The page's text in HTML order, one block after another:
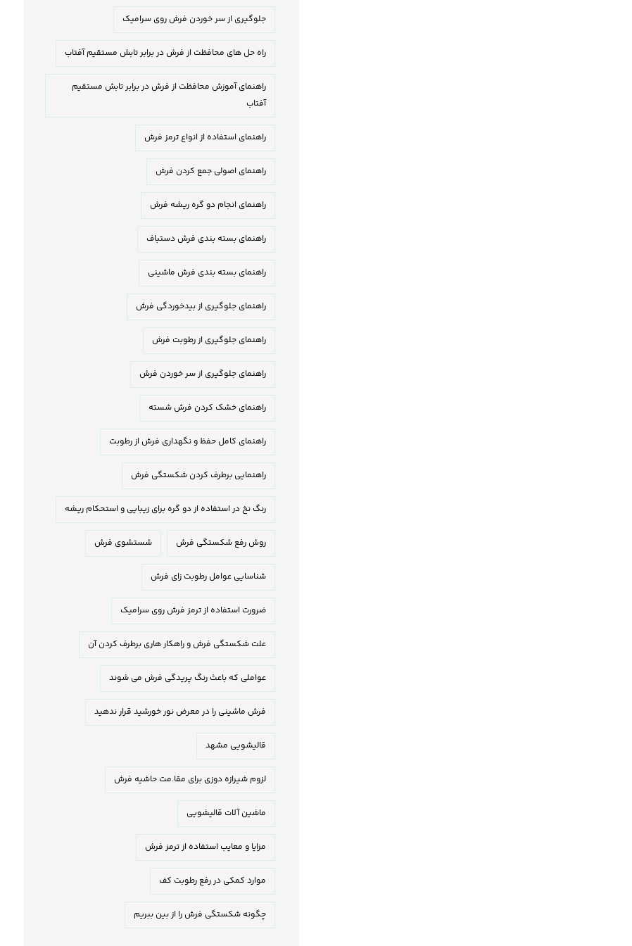
جلوگیری از سر خوردن فرش روی سرامیک
راه حل های محافظت از فرش در برابر تابش مستقیم آفتاب
راهنمای آموزش محافظت از فرش در برابر تابش مستقیم
آفتاب
راهنمای استفاده از انواع ترمز فرش
راهنمای اصولی جمع کردن فرش
راهنمای انجام دو گره ریشه فرش
راهنمای بسته بندی فرش دستباف
راهنمای بسته بندی فرش ماشینی
راهنمای جلوگیری از بیدخوردگی فرش
راهنمای جلوگیری از رطوبت فرش
راهنمای جلوگیری از سر خوردن فرش
راهنمای خشک کردن فرش شسته
راهنمای کامل حفظ و نگهداری فرش از رطوبت
راهنمایی برطرف کردن شکستگی فرش
رنگ نخ در استفاده از دو گره برای زیبایی و استحکام ریشه
روش رفع شکستگی فرش شستشوی فرش
شناسایی عوامل رطوبت زای فرش
ضرورت استفاده از ترمز فرش روی سرامیک
علت شکستگی فرش و راهکار هاری برطرف کردن آن
عواملی که باعث رنگ پریدگی فرش می شوند
فرش ماشینی را در معرض نور خورشید قرار ندهید
قالیشویی مشهد
لزوم شیرازه دوزی برای مقا.مت حاشیه فرش
ماشین آلات قالیشویی
مزایا و معایب استفاده از ترمز فرش
موارد کمکی در رفع رطوبت کف
چگونه شکستگی فرش را از بین ببریم